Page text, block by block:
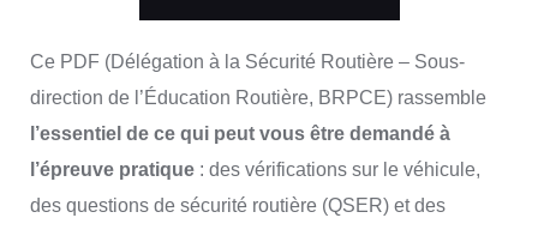
Ce PDF (Délégation à la Sécurité Routière – Sous-
direction de l’Éducation Routière, BRPCE) rassemble
l’essentiel de ce qui peut vous être demandé à
l’épreuve pratique : des vérifications sur le véhicule,
des questions de sécurité routière (QSER) et des